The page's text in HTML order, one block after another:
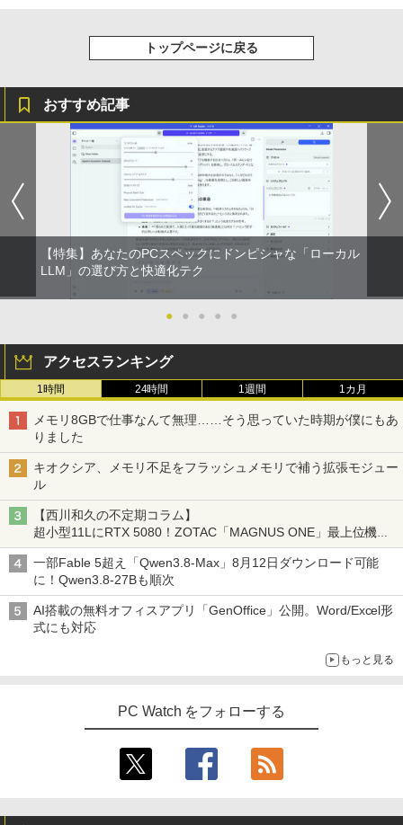
24G4/11 23.8インチ フルHD 180Hz ゲー
ミングモニター FastIPS 1ms(GTG)
￥13,591
楽天1位★マラソン限定P2倍【クーポン
利用で実質10,999円】モバイルモニター
15.6インチ モバイルディスプレイ FHD 1
920*1080 非光沢 A+スクリーン IPS液晶
パネル 薄型 軽量 USBType-C miniHDMI
C/Macなど対応 Ingnok yn02b
￥13,999
￥19,800
5
茶々京色 ]
￥1,430
軽量 ブルートゥースHi-Fi 最大36時間再生 ぶ
るーとゅーす コードレス ENCノイズキャン
セリング 自動ペアリング Type-C充電 マイク
￥1,964
Xiaomi シャオミ REDMI Buds 8 Lite ワイヤ
レスイヤホン Bluetooth 5.4 ノイズキャンセ
リング ANC 36時間再生
￥2,980
￥250
￥250
￥1,117
コカ・コーラ やかんの麦茶 from 爽健美茶 ラ
ベルレス 650mlPET×24本
￥2,009
￥572
版ビッグガンガンコミックス)
￥810
トップページに戻る
おすすめ記事
【特集】あなたのPCスペックにドンピシャな「ローカル
LLM」の選び方と快適化テク
● ● ● ● ●
アクセスランキング
1時間 24時間 1週間 1カ月
メモリ8GBで仕事なんて無理……そう思っていた時期が僕にもあ
りました
キオクシア、メモリ不足をフラッシュメモリで補う拡張モジュー
ル
【西川和久の不定期コラム】
超小型11LにRTX 5080！ZOTAC「MAGNUS ONE」最上位機の
実力を探る
一部Fable 5超え「Qwen3.8-Max」8月12日ダウンロード可能
に！Qwen3.8-27Bも順次
AI搭載の無料オフィスアプリ「GenOffice」公開。Word/Excel形
式にも対応
もっと見る
PC Watch をフォローする